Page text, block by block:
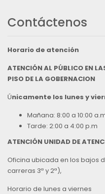
Contáctenos
Horario de atención
ATENCIÓN AL PÚBLICO EN
PISO DE LA GOBERNACION
Únicamente los lunes y
Mañana: 8:00 a 10:00
Tarde: 2:00 a 4:00 p.m
ATENCIÓN UNIDAD DE
Oficina ubicada en los bajos
carreras 3ª y 2ª),
Horario de lunes a viernes